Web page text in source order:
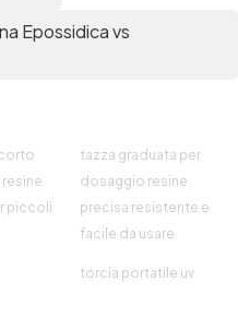
Epossidica vs
piccoli
tazza graduata per
dosaggio resine
precisa resistente e
facile da usare
torcia portatile uv